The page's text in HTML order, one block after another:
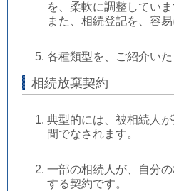
を、柔軟に調整していま
また、相続登記を、容易
各種類型を、ご紹介いた
相続放棄契約
典型的には、被相続人
間でなされます。
一部の相続人が、自分
する契約です。